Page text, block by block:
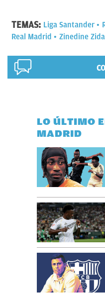
TEMAS: Liga Santander
Real Madrid
Zinedine
LO ÚLTIMO
MADRID